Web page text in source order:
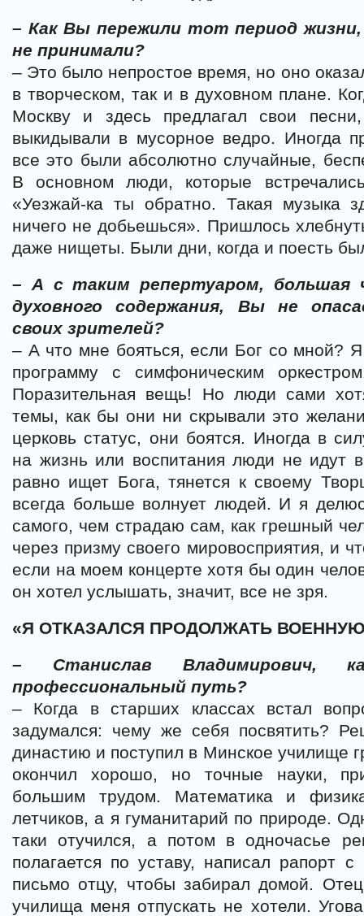
– Как Вы пережили тот период жизни,
не принимали?
– Это было непростое время, но оно
в творческом, так и в духовном плане.
Москву и здесь предлагал свои
выкидывали в мусорное ведро. Иногда
все это были абсолютно случайные,
В основном люди, которые
«Уезжай-ка ты обратно. Такая музыка
ничего не добьешься». Пришлось
даже нищеты. Были дни, когда и поесть
– А с таким репертуаром, большая
духовного содержания, Вы не
своих зрителей?
– А что мне бояться, если Бог со мной?
программу с симфоническим
Поразительная вещь! Но люди сами
темы, как бы они ни скрывали это
церковь статус, они боятся. Иногда в
на жизнь или воспитания люди не
равно ищет Бога, тянется к своему
всегда больше волнует людей. И я
самого, чем страдаю сам, как грешный
через призму своего мировосприятия, и
если на моем концерте хотя бы один
он хотел услышать, значит, все не зря.
«Я ОТКАЗАЛСЯ ПРОДОЛЖАТЬ
– Станислав Владимирович,
профессиональный путь?
– Когда в старших классах встал
задумался: чему же себя посвятить?
династию и поступил в Минское училище
окончил хорошо, но точные науки,
большим трудом. Математика и
летчиков, а я гуманитарий по природе.
таки отучился, а потом в одночасье
полагается по уставу, написал рапорт
письмо отцу, чтобы забирал домой.
училища меня отпускать не хотели.